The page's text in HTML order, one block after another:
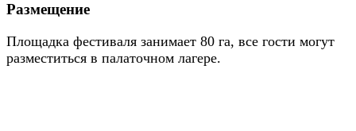
Размещение
Площадка фестиваля занимает 80 га, все гости могут
разместиться в палаточном лагере.